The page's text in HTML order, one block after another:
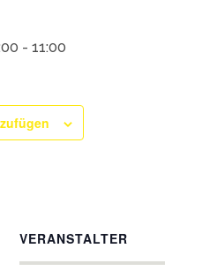
- 11:00
VERANSTALTER